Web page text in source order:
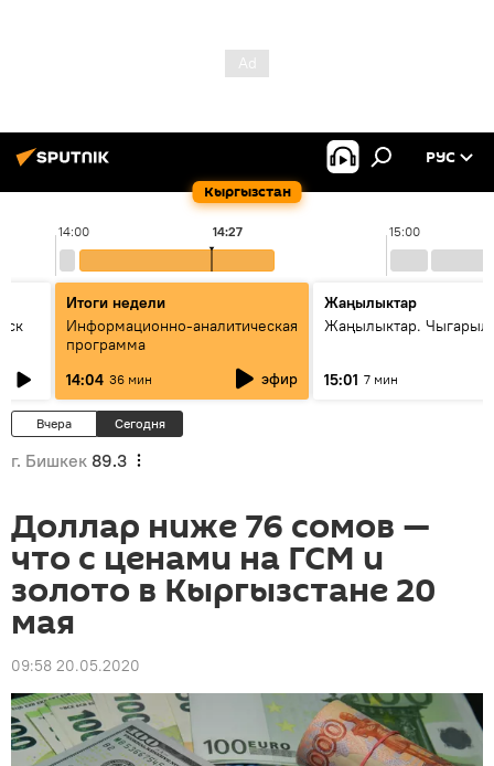
Кыргызстан
РУС
14:00 15:00
14:27
Итоги недели
Информационно-аналитическая
программа
14:04 36 мин эфир
Жаңылыктар
Жаңылыктар.
15:01 7 мин
Вчера Сегодня
г. Бишкек 89.3
Доллар ниже 76 сомов —
что с ценами на ГСМ и
золото в Кыргызстане 20
мая
09:58 20.05.2020